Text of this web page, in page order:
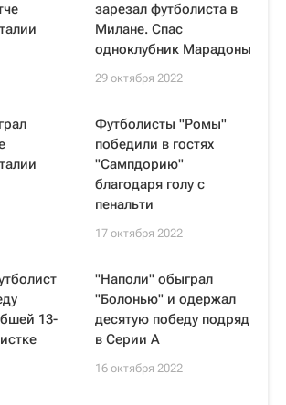
зарезал футболиста в
Милане. Спас
одноклубник Марадоны
29 октября 2022
Футболисты "Ромы"
победили в гостях
"Сампдорию"
благодаря голу с
пенальти
17 октября 2022
13-
"Наполи" обыграл
"Болонью" и одержал
десятую победу подряд
в Серии А
16 октября 2022